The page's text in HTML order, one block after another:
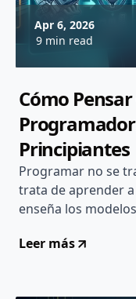
Apr 6, 2026
9 min read
Cómo
Principiantes
Programar no se
trata de aprender
enseña los
programadores del
Leer más